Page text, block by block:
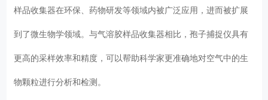
样品收集器在环保、药物研发等领域内被广泛应用，进而被扩展
到了微生物学领域。与气溶胶样品收集器相比，孢子捕捉仪具有
更高的采样效率和精度，可以帮助科学家更准确地对空气中的生
物颗粒进行分析和检测。